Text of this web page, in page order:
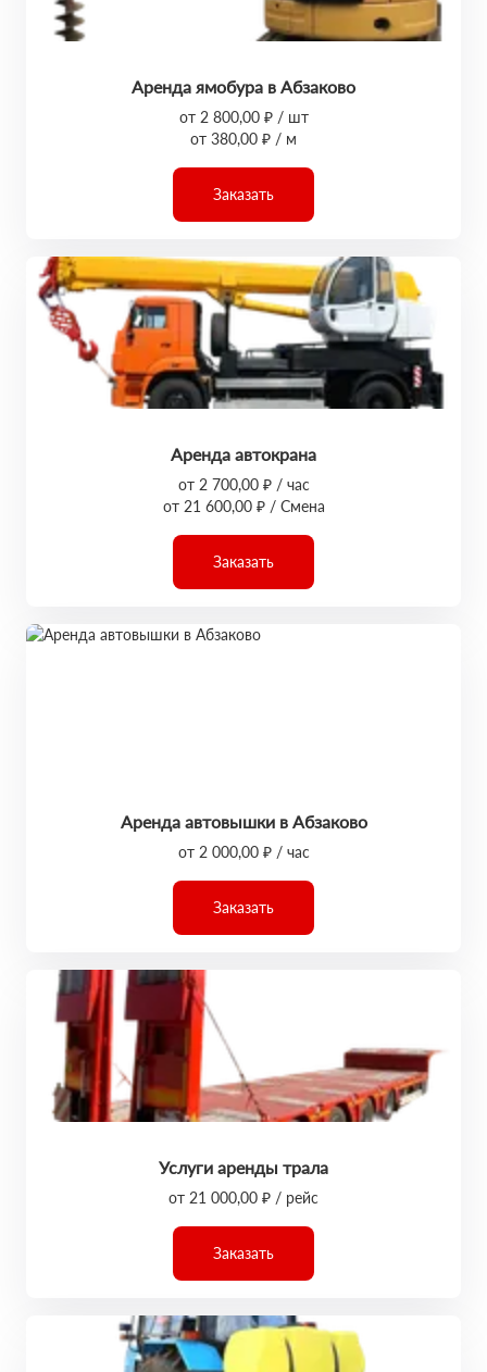
Аренда ямобура в Абзаково
от 2 800,00 ₽ / шт
от 380,00 ₽ / м
Заказать
Аренда автокрана
от 2 700,00 ₽ / час
от 21 600,00 ₽ / Смена
Заказать
Аренда автовышки в Абзаково
от 2 000,00 ₽ / час
Заказать
Услуги аренды трала
от 21 000,00 ₽ / рейс
Заказать